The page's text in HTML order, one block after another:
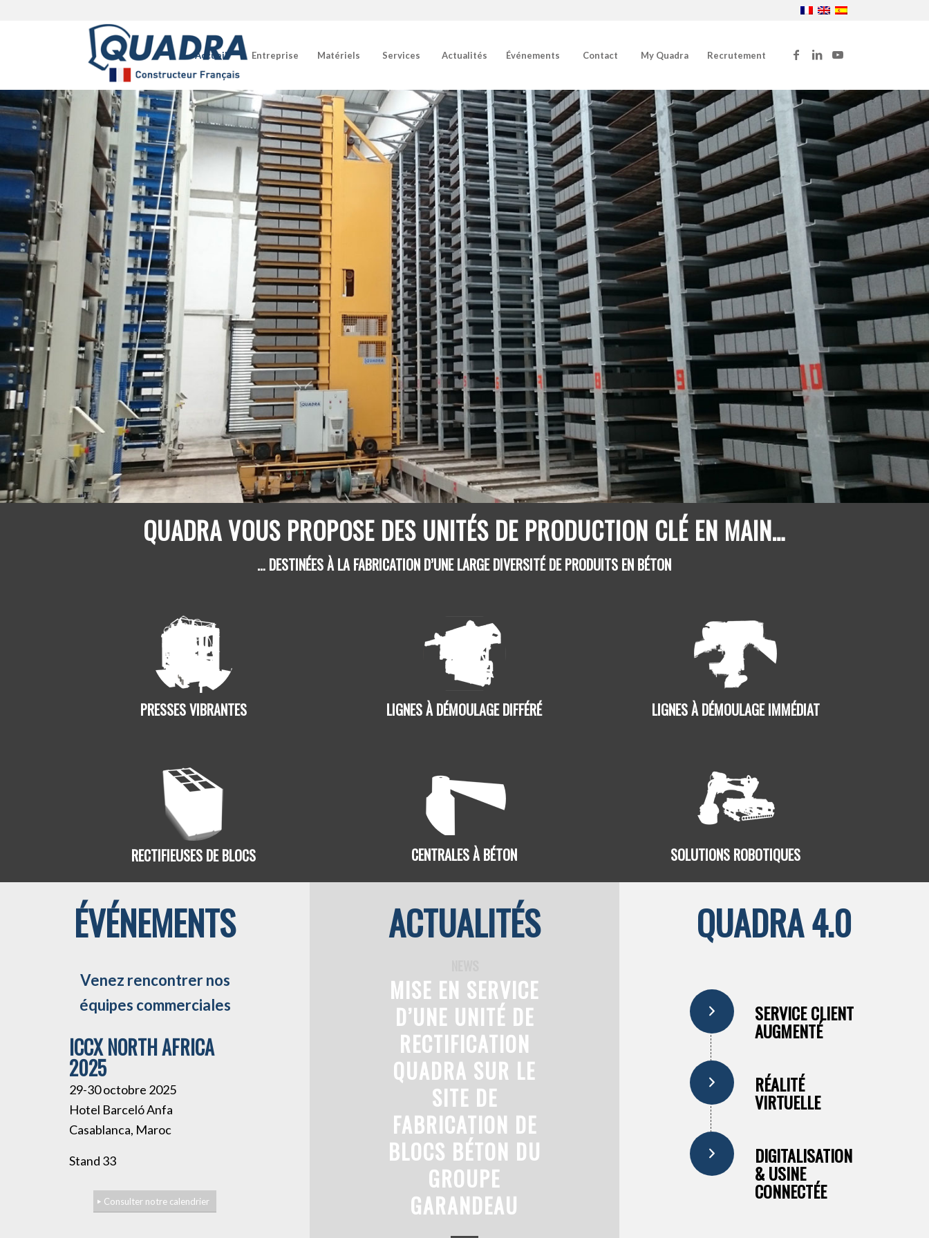
Accueil Entreprise Matériels Services Actualités Événements Contact My Quadra Recrutement
QUADRA VOUS PROPOSE DES UNITÉS DE PRODUCTION CLÉ EN MAIN…
… DESTINÉES À LA FABRICATION D’UNE LARGE DIVERSITÉ DE PRODUITS EN BÉTON
PRESSES VIBRANTES LIGNES À DÉMOULAGE DIFFÉRÉ LIGNES À DÉMOULAGE IMMÉDIAT
RECTIFIEUSES DE BLOCS CENTRALES À BÉTON SOLUTIONS ROBOTIQUES
ÉVÉNEMENTS
Venez rencontrer nos
équipes commerciales
ICCX NORTH AFRICA
2025
29-30 octobre 2025
Hotel Barceló Anfa
Casablanca, Maroc
Stand 33
Consulter notre calendrier
ACTUALITÉS
MISE EN SERVICE
D’UNE UNITÉ DE
RECTIFICATION
QUADRA SUR LE
SITE DE
FABRICATION DE
BLOCS BÉTON DU
GROUPE
GARANDEAU
QUADRA 4.0
SERVICE CLIENT
AUGMENTÉ
RÉALITÉ
VIRTUELLE
DIGITALISATION
& USINE
CONNECTÉE